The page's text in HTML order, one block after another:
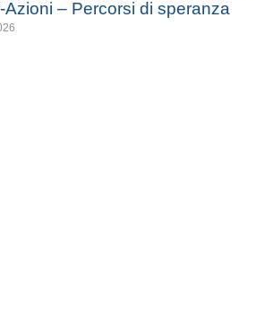
Azioni – Percorsi di speranza